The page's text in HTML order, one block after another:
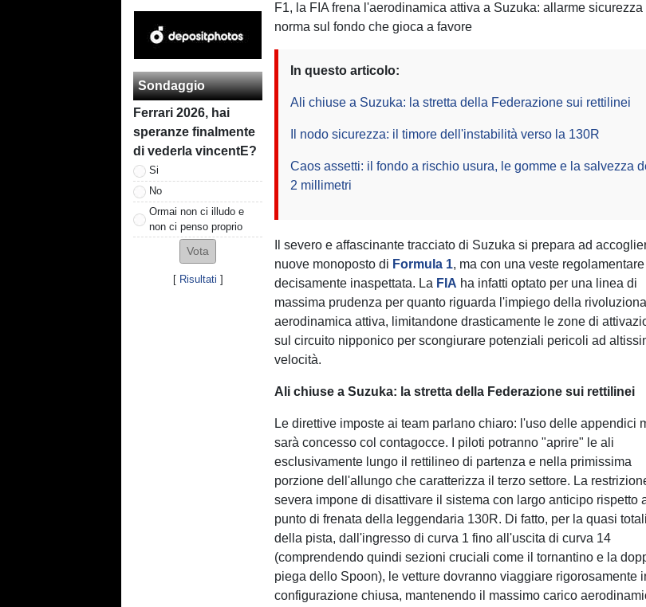
Sondaggio
Ferrari 2026, hai
speranze finalmente
di vederla vincentE?
Si
No
Ormai non ci illudo e
non ci penso proprio
[ Risultati ]
F1, la FIA frena l'aerodinamica attiva a Suzuka: allarme sicurezza
norma sul fondo che gioca a favore
In questo articolo:
Ali chiuse a Suzuka: la stretta della Federazione sui rettilinei
Il nodo sicurezza: il timore dell'instabilità verso la 130R
Caos assetti: il fondo a rischio usura, le gomme e la salvezza
2 millimetri
Il severo e affascinante tracciato di Suzuka si prepara ad
nuove monoposto di Formula 1, ma con una veste regolamentare
decisamente inaspettata. La FIA ha infatti optato per una linea di
massima prudenza per quanto riguarda l'impiego della
aerodinamica attiva, limitandone drasticamente le zone di
sul circuito nipponico per scongiurare potenziali pericoli ad
velocità.
Ali chiuse a Suzuka: la stretta della Federazione sui rettilinei
Le direttive imposte ai team parlano chiaro: l'uso delle appendici
sarà concesso col contagocce. I piloti potranno "aprire" le ali
esclusivamente lungo il rettilineo di partenza e nella primissima
porzione dell'allungo che caratterizza il terzo settore. La
severa impone di disattivare il sistema con largo anticipo rispetto
punto di frenata della leggendaria 130R. Di fatto, per la quasi
della pista, dall'ingresso di curva 1 fino all'uscita di curva 14
(comprendendo quindi sezioni cruciali come il tornantino e la
piega dello Spoon), le vetture dovranno viaggiare rigorosamente
configurazione chiusa, mantenendo il massimo carico